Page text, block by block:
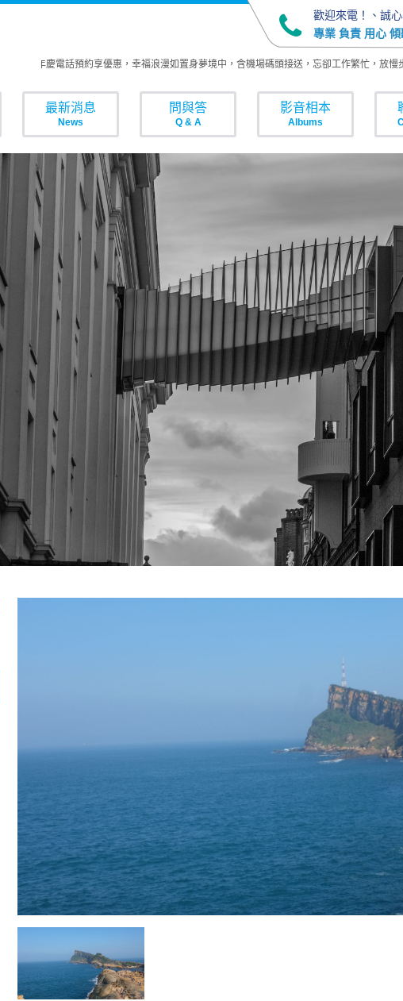
歡迎來電！、誠心
專業 負責 用心
歡樂周年慶電話預約享優惠，幸福浪漫如置身夢境中，含機場碼頭接送，忘卻工作繁忙，放
最新消息
News
問與答
Q & A
影音相本
Albums